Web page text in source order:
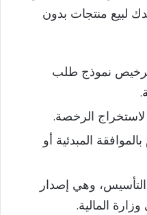
لبيع منتجات بدون
نموذج طلب
لاستخراج الرخصة.
البنك بعد 30 يوم بالموافقة المبدئية أو
وهي إصدار
المالية.